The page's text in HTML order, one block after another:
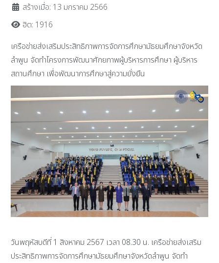
สร้างเมื่อ: 13 มกราคม 2566
ฮิต: 1916
เครือข่ายส่งเสริมประสิทธิภาพการจัดการศึกษามัธยมศึกษาจังหวัด
ลำพูน จัดทำโครงการพัฒนาศักยภาพผู้บริหารการศึกษา ผู้บริหาร
สถานศึกษา เพื่อพัฒนาการศึกษาสู่ความยั่งยืน
วันพฤหัสบดีที่ 1 สิงหาคม 2567 เวลา 08.30 น. เครือข่ายส่งเสริม
ประสิทธิภาพการจัดการศึกษามัธยมศึกษาจังหวัดลำพูน จัดทำ